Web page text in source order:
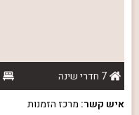
7 חדרי שינה
איש קשר: מרכז הזמנות